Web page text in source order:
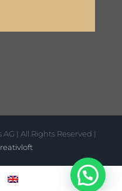
| All Rights Reserved |